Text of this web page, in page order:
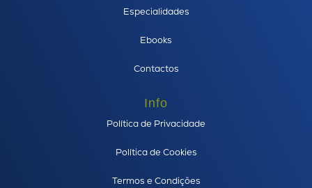
Especialidades
Ebooks
Contactos
Info
Política de Privacidade
Política de Cookies
Termos e Condições